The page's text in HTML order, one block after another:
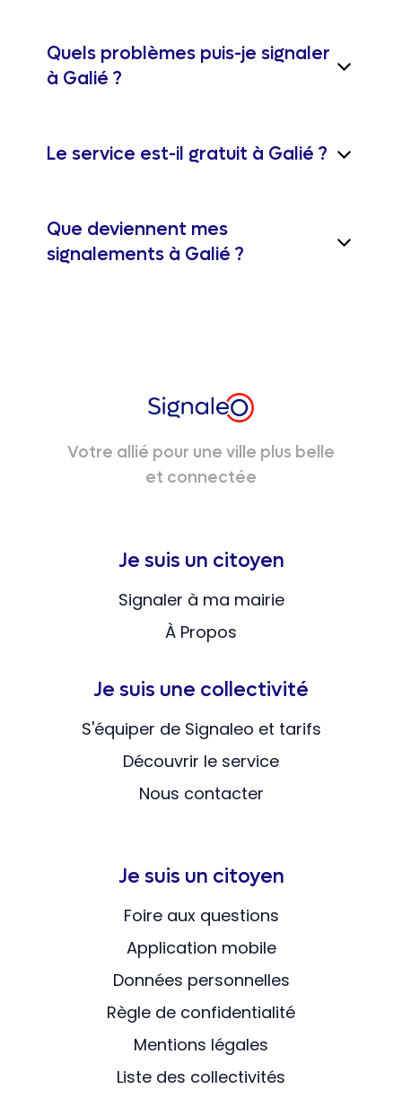
Quels problèmes puis-je signaler
à Galié ?
Le service est-il gratuit à Galié ?
Que deviennent mes
signalements à Galié ?
Votre allié pour une ville plus belle
et connectée
Je suis un citoyen
Signaler à ma mairie
À Propos
Je suis une collectivité
S'équiper de Signaleo et tarifs
Découvrir le service
Nous contacter
Je suis un citoyen
Foire aux questions
Application mobile
Données personnelles
Règle de confidentialité
Mentions légales
Liste des collectivités